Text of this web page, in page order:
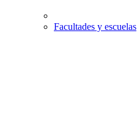
Facultades y escuelas